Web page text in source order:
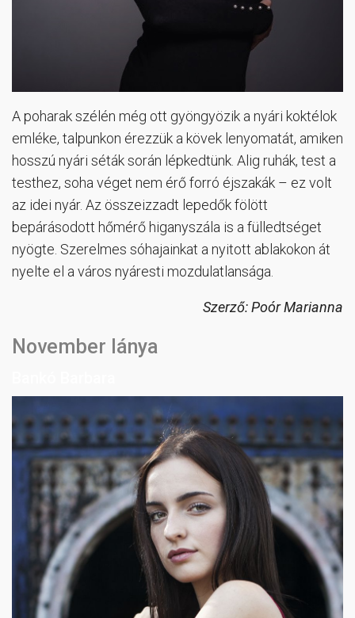
A poharak szélén még ott gyöngyözik a nyári koktélok
emléke, talpunkon érezzük a kövek lenyomatát, amiken
hosszú nyári séták során lépkedtünk. Alig ruhák, test a
testhez, soha véget nem érő forró éjszakák – ez volt
az idei nyár. Az összeizzadt lepedők fölött
bepárásodott hőmérő higanyszála is a fülledtséget
nyögte. Szerelmes sóhajainkat a nyitott ablakokon át
nyelte el a város nyáresti mozdulatlansága.
Szerző: Poór Marianna
November lánya